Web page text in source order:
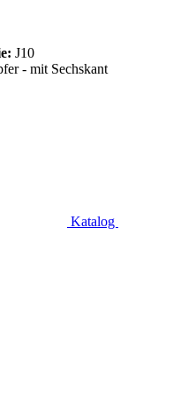
J10
- mit Sechskant
Katalog